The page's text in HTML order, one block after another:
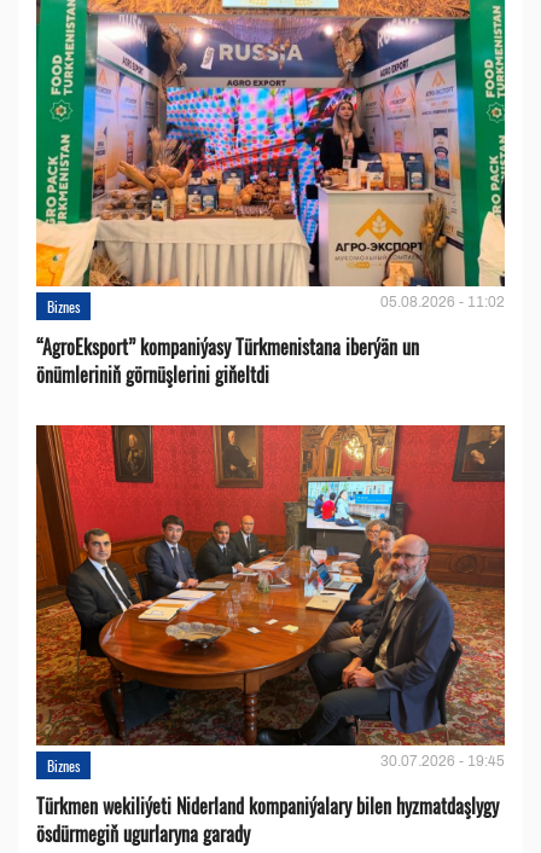
Biznes 05.08.2026 - 11:02
“AgroEksport” kompaniýasy Türkmenistana iberýän un
önümleriniň görnüşlerini giňeltdi
Biznes 30.07.2026 - 19:45
Türkmen wekiliýeti Niderland kompaniýalary bilen hyzmatdaşlygy
ösdürmegiň ugurlaryna garady